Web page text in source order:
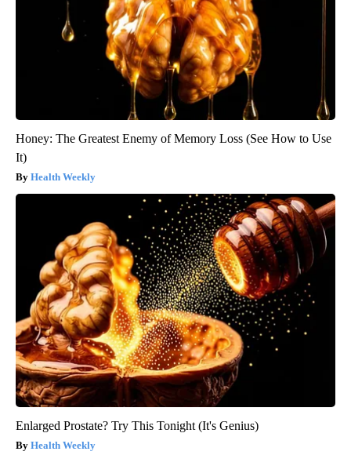
Honey: The Greatest Enemy of Memory Loss (See How to Use
It)
Health Weekly
Enlarged Prostate? Try This Tonight (It's Genius)
Health Weekly